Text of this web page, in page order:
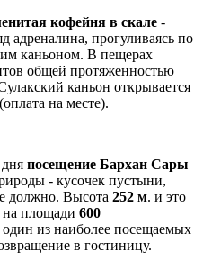
кофейня в скале -
адреналина, прогуливаясь по
каньоном. В пещерах
общей протяженностью
каньон открывается
на месте).
посещение Бархан Сары
- кусочек пустыни,
должно. Высота 252 м. и это
на площади 600
из наиболее посещаемых
в гостиницу.